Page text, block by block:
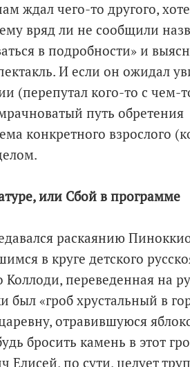
ждал чего-то другого,
вряд ли не сообщили
в подробности» и
И если он ожидал
(перепутал кого-то с чем-
путь обретения
конкретного взрослого
или Сбой в программе
раскаянию
в круге детского
Коллоди, переведенная на
был «гроб хрустальный в
отравившуюся
бросить камень в этот
Елисей, по сути, целует